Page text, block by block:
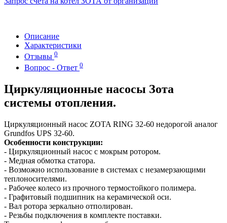
Описание
Характеристики
Отзывы 0
Вопрос - Ответ 0
Циркуляционные насосы Зота
системы отопления.
Циркуляционный насос ZOTA RING 32-60 недорогой аналог
Grundfos UPS 32-60.
Особенности конструкции:
- Циркуляционный насос с мокрым ротором.
- Медная обмотка статора.
- Возможно использование в системах с незамерзающими
теплоносителями.
- Рабочее колесо из прочного термостойкого полимера.
- Графитовый подшипник на керамической оси.
- Вал ротора зеркально отполирован.
- Резьбы подключения в комплекте поставки.